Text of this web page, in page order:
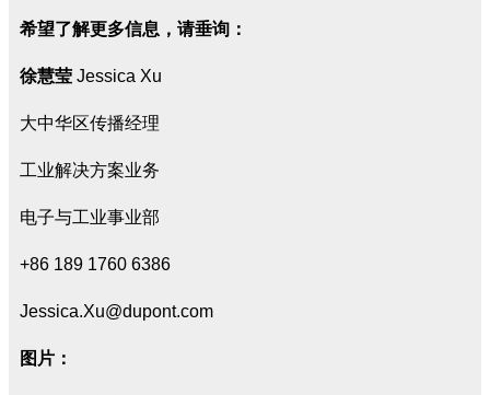
希望了解更多信息，请垂询：
徐慧莹 Jessica Xu
大中华区传播经理
工业解决方案业务
电子与工业事业部
+86 189 1760 6386
Jessica.Xu@dupont.com
图片：